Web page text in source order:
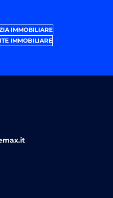
IMMOBILIARE
IMMOBILIARE